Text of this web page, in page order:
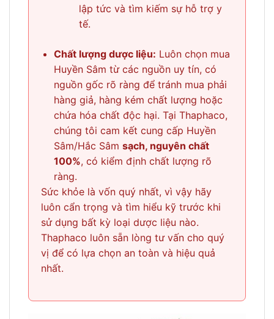
lập tức và tìm kiếm sự hỗ trợ y
tế.
Chất lượng dược liệu: Luôn chọn mua
Huyền Sâm từ các nguồn uy tín, có
nguồn gốc rõ ràng để tránh mua phải
hàng giả, hàng kém chất lượng hoặc
chứa hóa chất độc hại. Tại Thaphaco,
chúng tôi cam kết cung cấp Huyền
Sâm/Hắc Sâm sạch, nguyên chất
100%, có kiểm định chất lượng rõ
ràng.
Sức khỏe là vốn quý nhất, vì vậy hãy
luôn cẩn trọng và tìm hiểu kỹ trước khi
sử dụng bất kỳ loại dược liệu nào.
Thaphaco luôn sẵn lòng tư vấn cho quý
vị để có lựa chọn an toàn và hiệu quả
nhất.